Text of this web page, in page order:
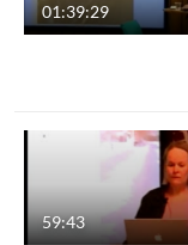
01:39:29
59:43